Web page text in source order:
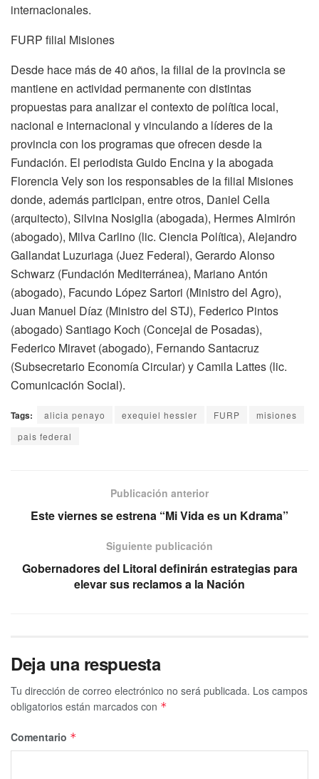
internacionales.
FURP filial Misiones
Desde hace más de 40 años, la filial de la provincia se
mantiene en actividad permanente con distintas
propuestas para analizar el contexto de política local,
nacional e internacional y vinculando a líderes de la
provincia con los programas que ofrecen desde la
Fundación. El periodista Guido Encina y la abogada
Florencia Vely son los responsables de la filial Misiones
donde, además participan, entre otros, Daniel Cella
(arquitecto), Silvina Nosiglia (abogada), Hermes Almirón
(abogado), Milva Carlino (lic. Ciencia Política), Alejandro
Gallandat Luzuriaga (Juez Federal), Gerardo Alonso
Schwarz (Fundación Mediterránea), Mariano Antón
(abogado), Facundo López Sartori (Ministro del Agro),
Juan Manuel Díaz (Ministro del STJ), Federico Pintos
(abogado) Santiago Koch (Concejal de Posadas),
Federico Miravet (abogado), Fernando Santacruz
(Subsecretario Economía Circular) y Camila Lattes (lic.
Comunicación Social).
Tags: alicia penayo exequiel hessler FURP
misiones
pais federal
Publicación anterior
Este viernes se estrena “Mi Vida es un Kdrama”
Siguiente publicación
Gobernadores del Litoral definirán estrategias para
elevar sus reclamos a la Nación
Deja una respuesta
Tu dirección de correo electrónico no será publicada. Los campos
obligatorios están marcados con *
Comentario *